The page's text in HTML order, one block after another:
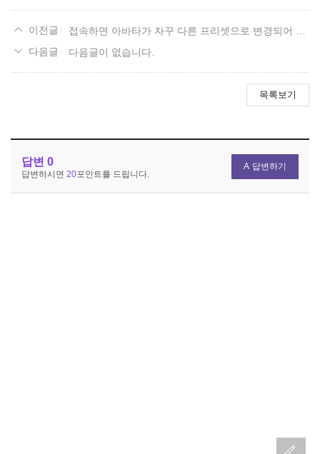
접속하면 아바타가 자꾸 다른 프리셋으로 변경되어 있어요
다음글이 없습니다.
목록보기
답변 0
답변하시면 20포인트를 드립니다.
답변하기